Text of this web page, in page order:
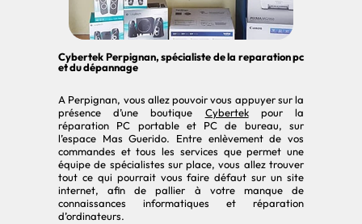
Cybertek Perpignan, spécialiste de la reparation pc
et du dépannage
A Perpignan, vous allez pouvoir vous appuyer sur la
présence d’une boutique Cybertekpour la
réparation PC portable et PC de bureau, sur
l’espace Mas Guerido. Entre enlèvement de vos
commandes et tous les services que permet une
équipe de spécialistes sur place, vous allez trouver
tout ce qui pourrait vous faire défaut sur un site
internet, afin de pallier à votre manque de
connaissances informatiques et réparation
d’ordinateurs.